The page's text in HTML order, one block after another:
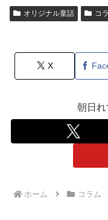
オリジナル童話 コ
X
朝日
ホーム コラム